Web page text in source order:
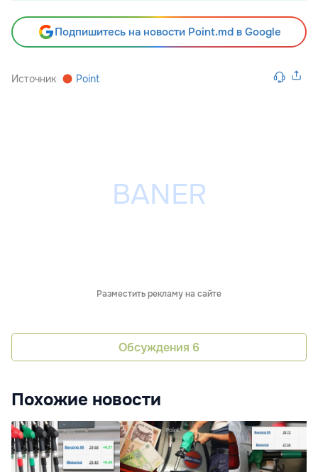
Подпишитесь на новости Point.md в Google
Источник Point
Разместить рекламу на сайте
Обсуждения 6
Похожие новости